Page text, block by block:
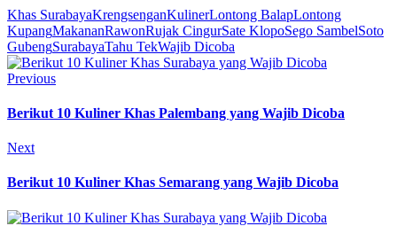
Khas SurabayaKrengsenganKulinerLontong BalapLontong
KupangMakananRawonRujak CingurSate KlopoSego SambelSoto
GubengSurabayaTahu TekWajib Dicoba
Previous
Berikut 10 Kuliner Khas Palembang yang Wajib Dicoba
Next
Berikut 10 Kuliner Khas Semarang yang Wajib Dicoba